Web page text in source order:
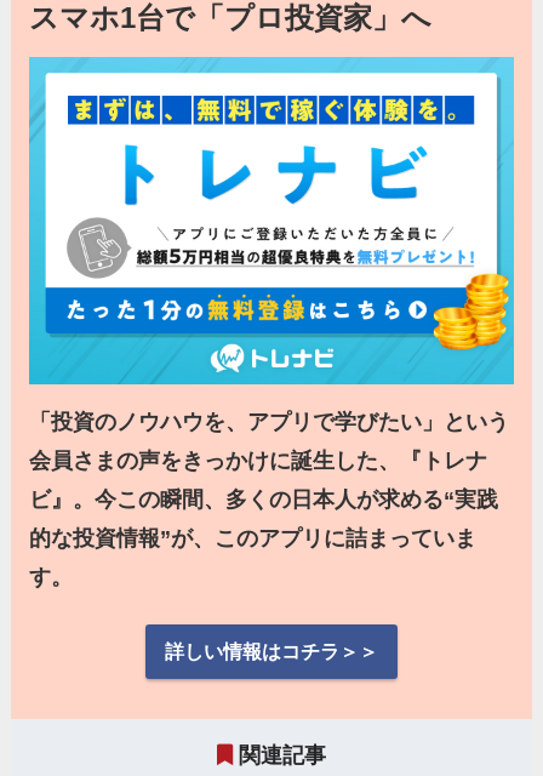
スマホ1台で「プロ投資家」へ
「投資のノウハウを、アプリで学びたい」という
会員さまの声をきっかけに誕生した、『トレナ
ビ』。今この瞬間、多くの日本人が求める“実践
的な投資情報”が、このアプリに詰まっていま
す。
詳しい情報はコチラ＞＞
関連記事